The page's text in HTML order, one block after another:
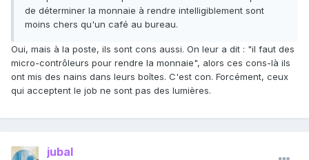
de déterminer la monnaie à rendre intelligiblement sont
moins chers qu'un café au bureau.
Oui, mais à la poste, ils sont cons aussi. On leur a dit : "il faut des
micro-contrôleurs pour rendre la monnaie", alors ces cons-là ils
ont mis des nains dans leurs boîtes. C'est con. Forcément, ceux
qui acceptent le job ne sont pas des lumières.
jubal